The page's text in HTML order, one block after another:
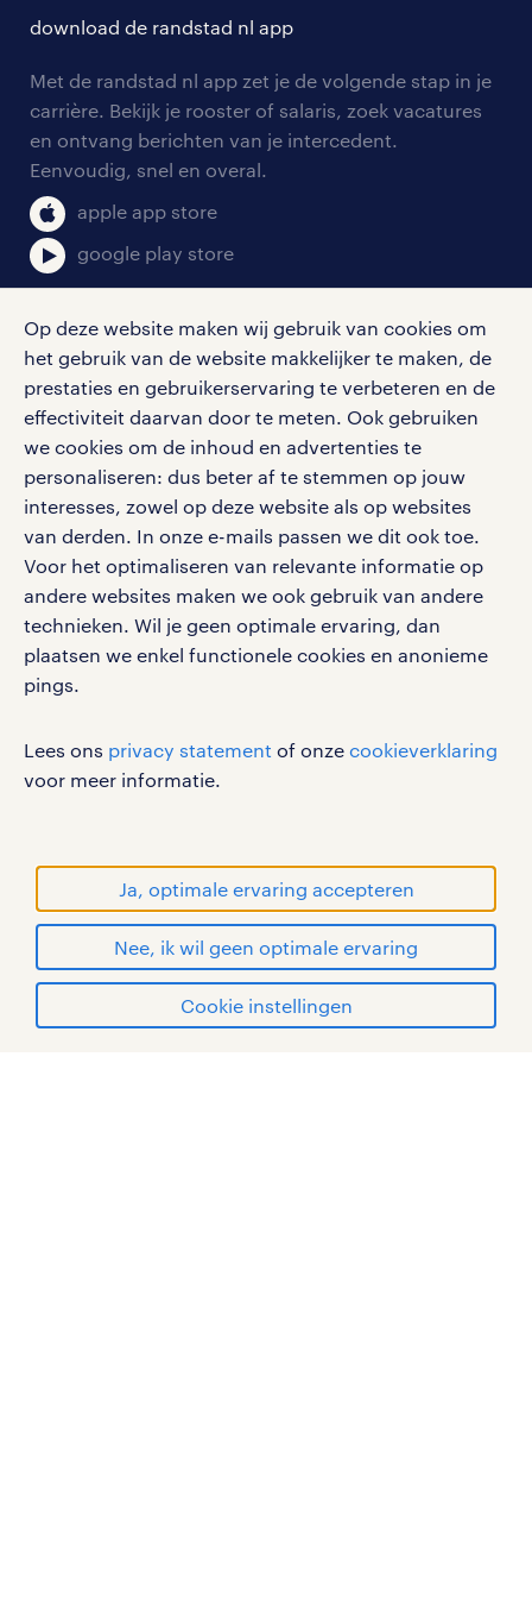
Op deze website maken wij gebruik van cookies om
het gebruik van de website makkelijker te maken, de
prestaties en gebruikerservaring te verbeteren en de
effectiviteit daarvan door te meten. Ook gebruiken
we cookies om de inhoud en advertenties te
personaliseren: dus beter af te stemmen op jouw
interesses, zowel op deze website als op websites
van derden. In onze e-mails passen we dit ook toe.
Voor het optimaliseren van relevante informatie op
andere websites maken we ook gebruik van andere
technieken. Wil je geen optimale ervaring, dan
plaatsen we enkel functionele cookies en anonieme
pings.
Lees ons privacy statement of onze cookieverklaring
voor meer informatie.
Ja, optimale ervaring accepteren
Nee, ik wil geen optimale ervaring
Cookie instellingen
tarieven
personeel gezocht
aanmelden nieuwsbrief
solliciteren
blogs en artikelen
salarischecker
bruto-netto calculator
onze vestigingen
pers
klachten en misstanden
download de randstad nl app
Met de randstad nl app zet je de volgende stap in je
carrière. Bekijk je rooster of salaris, zoek vacatures
en ontvang berichten van je intercedent.
Eenvoudig, snel en overal.
apple app store
google play store
social media
Volg ons voor de leukste content omtrent
vacatures, solliciteren en inspiratie.
werken bij randstad
gebruikersvoorwaarden
privacystatement
cookies
handelsmerken van Randstad N.V.
© Randstad 2026